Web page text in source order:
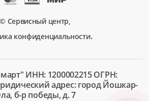
© Сервисный центр,
конфиденциальности.
ИНН: 1200002215 ОГРН:
адрес: город Йошкар-
б-р победы, д. 7